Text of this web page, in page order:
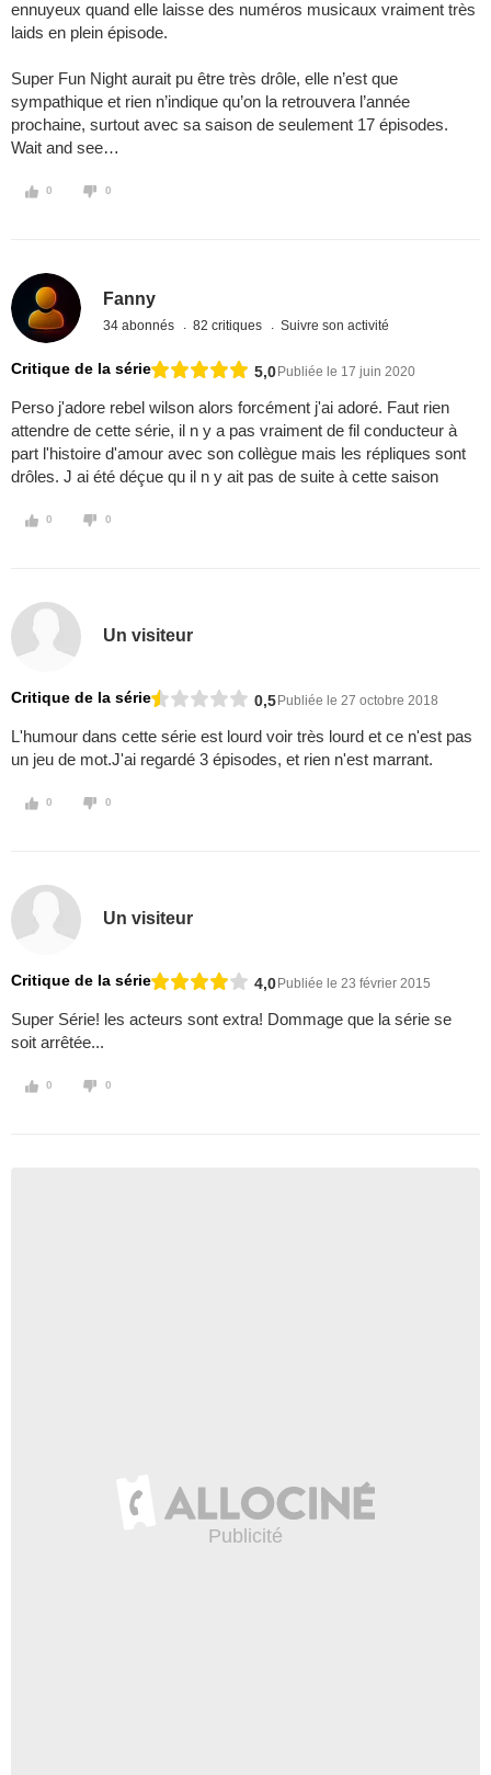
ennuyeux quand elle laisse des numéros musicaux vraiment très
laids en plein épisode.
Super Fun Night aurait pu être très drôle, elle n’est que
sympathique et rien n’indique qu’on la retrouvera l’année
prochaine, surtout avec sa saison de seulement 17 épisodes.
Wait and see…
0 0
Fanny
34 abonnés 82 critiques Suivre son activité
Critique de la série 5,0Publiée le 17 juin 2020
Perso j'adore rebel wilson alors forcément j'ai adoré. Faut rien
attendre de cette série, il n y a pas vraiment de fil conducteur à
part l'histoire d'amour avec son collègue mais les répliques sont
drôles. J ai été déçue qu il n y ait pas de suite à cette saison
0 0
Un visiteur
Critique de la série 0,5Publiée le 27 octobre 2018
L'humour dans cette série est lourd voir très lourd et ce n'est pas
un jeu de mot.J'ai regardé 3 épisodes, et rien n'est marrant.
0 0
Un visiteur
Critique de la série 4,0Publiée le 23 février 2015
Super Série! les acteurs sont extra! Dommage que la série se
soit arrêtée...
0 0